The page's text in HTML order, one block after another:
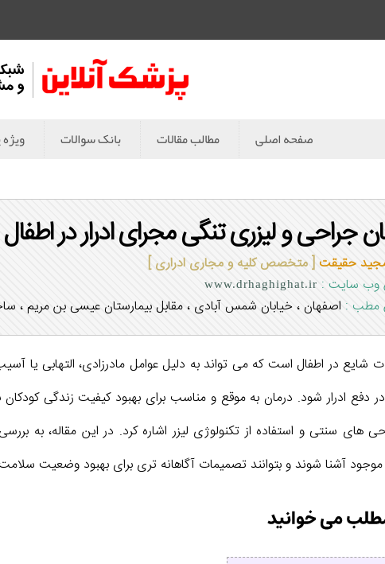
صفحه اصلی مطالب مقالات بانک سوالات
جراحی و لیزری تنگی مجرای ادرار در اطفال
حقیقت [ متخصص کلیه و مجاری ادراری ]
وب سایت : www.drhaghighat.ir
مطب : اصفهان ، خیابان شمس آبادی ، مقابل بیمارستان عیسی بن مریم ،
شایع در اطفال است که می تواند به دلیل عوامل مادرزادی،
دفع ادرار شود. درمان به موقع و مناسب برای بهبود کیفیت زندگی
های سنتی و استفاده از تکنولوژی لیزر اشاره کرد. در این مقاله، به
آشنا شوند و بتوانند تصمیمات آگاهانه تری برای بهبود وضعیت سلامت